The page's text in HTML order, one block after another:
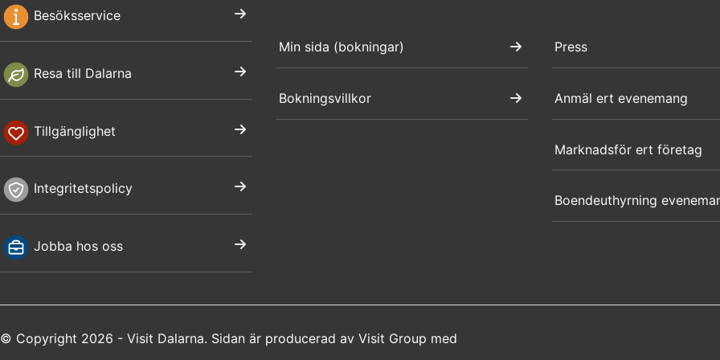
Besöksservice
Resa till Dalarna
Tillgänglighet
Integritetspolicy
Jobba hos oss
Min sida (bokningar)
Bokningsvillkor
Press
Anmäl ert evenemang
Marknadsför ert företag
Boendeuthyrning
© Copyright 2026 - Visit Dalarna. Sidan är producerad av Visit Group med